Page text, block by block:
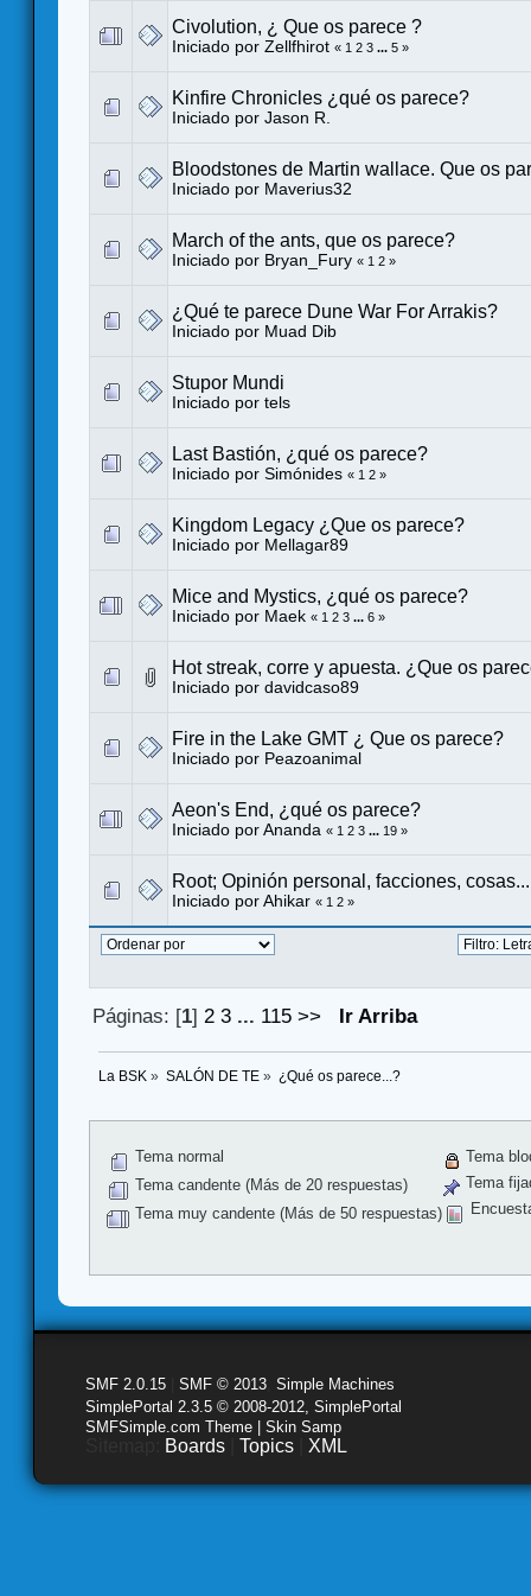
Civolution, ¿ Que os parece ?
Iniciado por Zellfhirot « 1 2 3 ... 5 »
Kinfire Chronicles ¿qué os parece?
Iniciado por Jason R.
Bloodstones de Martin wallace. Que os
Iniciado por Maverius32
March of the ants, que os parece?
Iniciado por Bryan_Fury « 1 2 »
¿Qué te parece Dune War For Arrakis?
Iniciado por Muad Dib
Stupor Mundi
Iniciado por tels
Last Bastión, ¿qué os parece?
Iniciado por Simónides « 1 2 »
Kingdom Legacy ¿Que os parece?
Iniciado por Mellagar89
Mice and Mystics, ¿qué os parece?
Iniciado por Maek « 1 2 3 ... 6 »
Hot streak, corre y apuesta. ¿Que os
Iniciado por davidcaso89
Fire in the Lake GMT ¿ Que os parece?
Iniciado por Peazoanimal
Aeon's End, ¿qué os parece?
Iniciado por Ananda « 1 2 3 ... 19 »
Root; Opinión personal, facciones, cosas...
Iniciado por Ahikar « 1 2 »
Páginas: [1] 2 3 ... 115 >> Ir Arriba
La BSK » SALÓN DE TE» ¿Qué os parece...?
Tema normal
Tema candente (Más de 20 respuestas)
Tema muy candente (Más de 50 respuestas)
Tema
Tema
SMF 2.0.15 SMF © 2013 Simple Machines
SimplePortal 2.3.5 © 2008-2012, SimplePortal
SMFSimple.com Theme | Skin Samp
Boards Topics XML